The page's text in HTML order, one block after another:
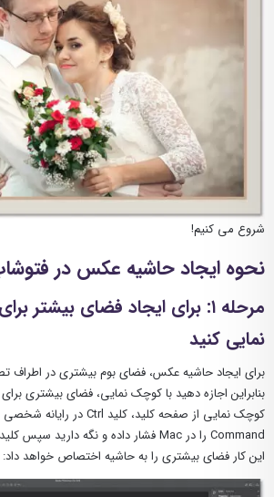
شروع می کنیم!
نحوه ایجاد حاشیه عکس در
مرحله ۱: برای ایجاد فضای
نمایی کنید
برای ایجاد حاشیه عکس، فضای بوم بیشتری در اطراف
بنابراین اجازه دهید با کوچک نمایی، فضای بیشتری
Command را در Mac فشار داده و نگه دارید سپس کلید
این کار فضای بیشتری را به حاشیه اختصاص خواهد داد: